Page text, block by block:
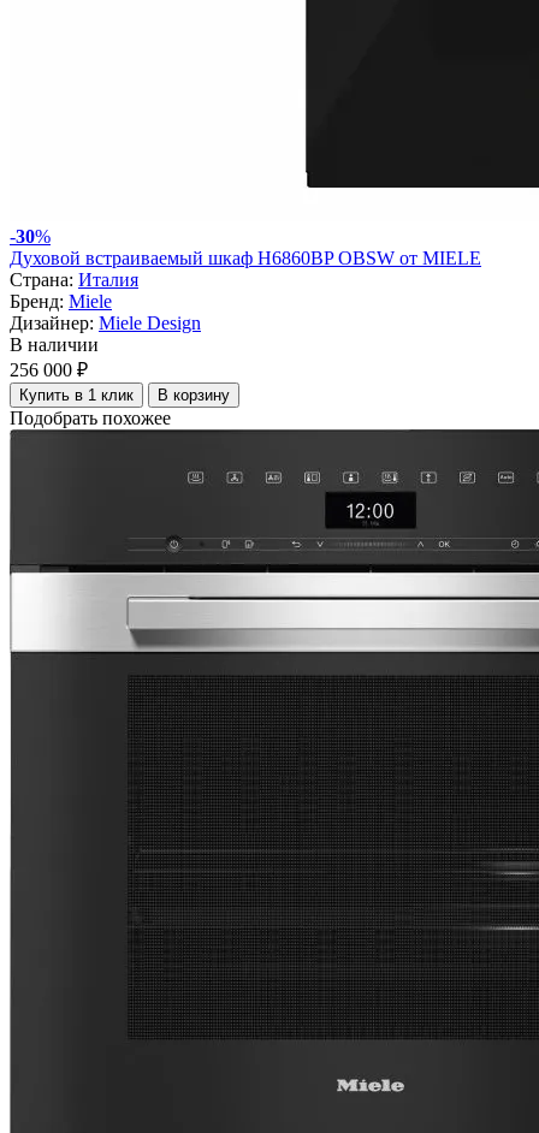
-30%
Духовой встраиваемый шкаф H6860BP OBSW от MIELE
Страна: Италия
Бренд: Miele
Дизайнер: Miele Design
В наличии
256 000 ₽
Купить в 1 клик В корзину
Подобрать похожее